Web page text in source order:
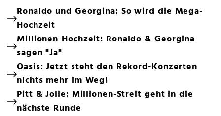
Ronaldo und Georgina: So wird die Mega-
Hochzeit
Millionen-Hochzeit: Ronaldo & Georgina
sagen "Ja"
Oasis: Jetzt steht den Rekord-Konzerten
nichts mehr im Weg!
Pitt & Jolie: Millionen-Streit geht in die
nächste Runde